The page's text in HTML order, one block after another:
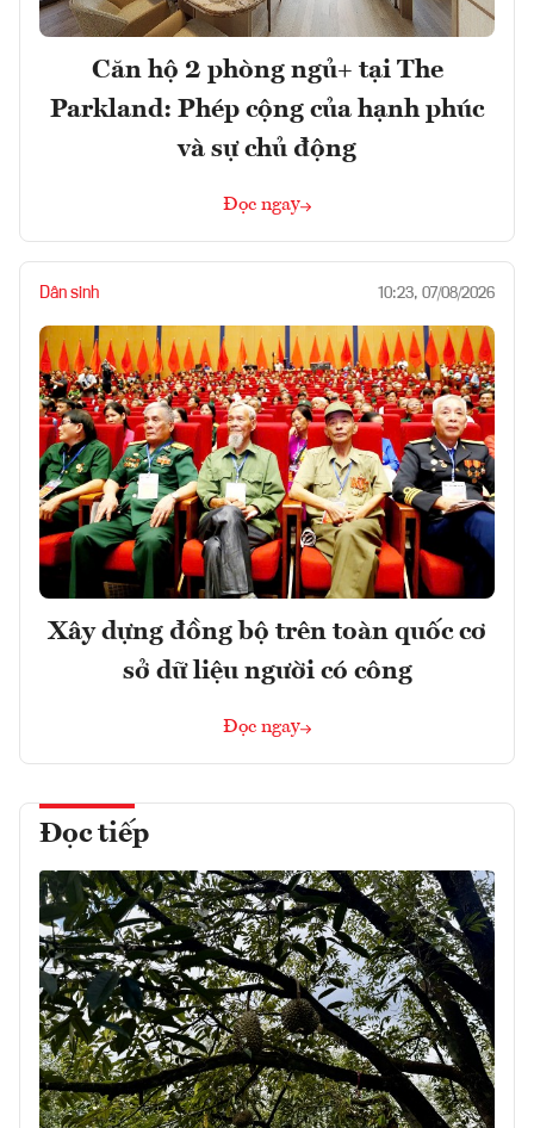
Căn hộ 2 phòng ngủ+ tại The
Parkland: Phép cộng của hạnh phúc
và sự chủ động
Đọc ngay
Dân sinh 10:23, 07/08/2026
Xây dựng đồng bộ trên toàn quốc cơ
sở dữ liệu người có công
Đọc ngay
Đọc tiếp